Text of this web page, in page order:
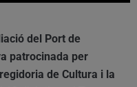
del Port de
patrocinada per
de Cultura i la